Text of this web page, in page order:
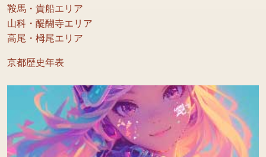
鞍馬・貴船エリア
山科・醍醐寺エリア
高尾・栂尾エリア
京都歴史年表